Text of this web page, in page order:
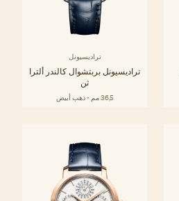
تراديسيونل
تراديسيونل بربتشوال كالندر ألترا
ثن
36,5 مم - ذهب أبيض